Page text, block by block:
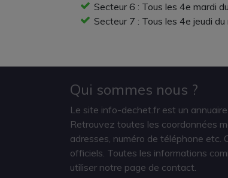
Secteur 6 : Tous les 4e mardi
Secteur 7 : Tous les 4e jeudi du
Qui sommes nous ?
Le site info-dechet.fr est un
Retrouvez toutes les coordonnées
adresses, numéro de téléphone etc.
officiels. Toutes les informations
utiliser notre page de contact.